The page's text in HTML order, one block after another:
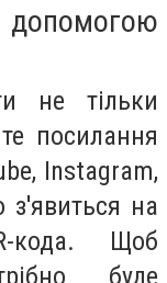
допомогою
не тільки
посилання
Instagram,
з'явиться на
кода. Щоб
буде